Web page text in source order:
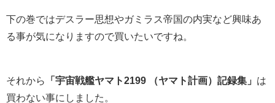
下の巻ではデスラー思想やガミラス帝国の内実など興味あ
る事が気になりますので買いたいですね。
それから 「宇宙戦艦ヤマト2199 （ヤマト計画）記録集」 は
買わない事にしました。